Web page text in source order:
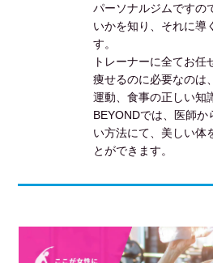
パーソナルジムですの
いかを知り、それに導
す。
トレーナーに全てお任
痩せるのに必要なのは
運動、食事の正しい知
BEYONDでは、医師か
い方法にて、美しい体
とができます。